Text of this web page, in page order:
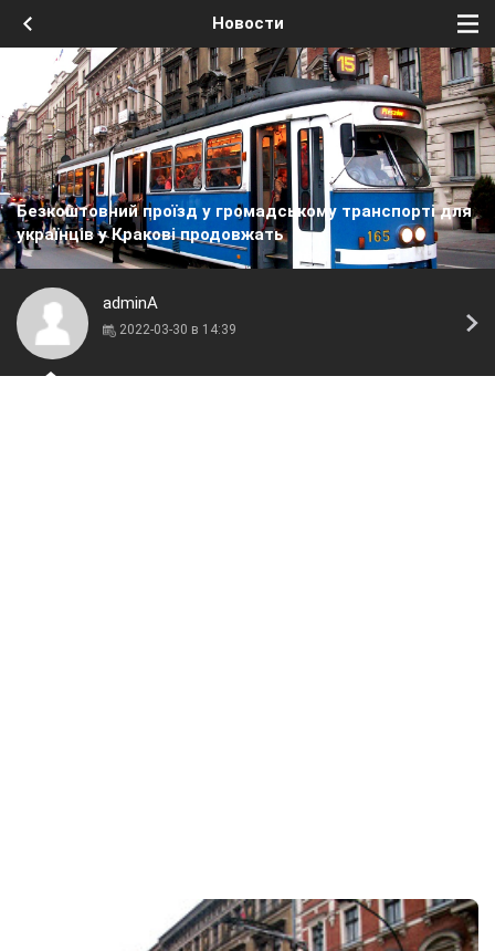
Новости
Безкоштовний проїзд у громадському транспорті для
українців у Кракові продовжать
adminA
2022-03-30 в 14:39